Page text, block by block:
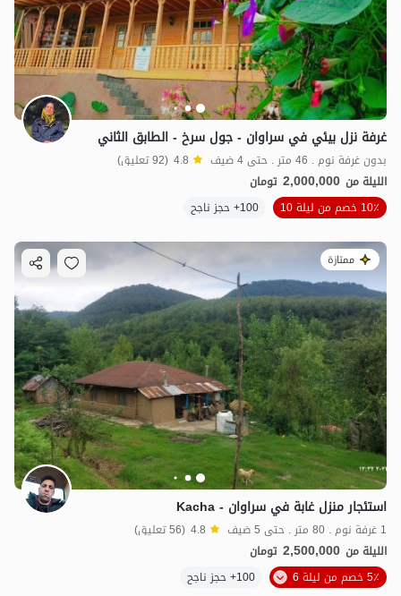
غرفة نزل بيئي في سراوان - جول سرخ - الطابق الثاني
بدون غرفة نوم . 46 متر . حتى 4 ضيف 4.8 (92 تعليق)
الليلة من 2,000,000 تومان
10٪ خصم من ليلة 10
100+ حجز ناجح
ممتازة
استئجار منزل غابة في سراوان - Kacha
1 غرفة نوم . 80 متر . حتى 5 ضيف 4.8 (56 تعليق)
الليلة من 2,500,000 تومان
5٪ خصم من ليلة 6
100+ حجز ناجح